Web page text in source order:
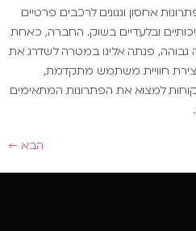
אחסון וגגונים לרכבים פרטיים
ובלעדיים בשוק. החברה, כאחת
גבוהה, פנתה אלינו במטרה לשדרג את
חוויית משתמש מתקדמת,
למצוא את הפתרונות המתאימים
הבא ←